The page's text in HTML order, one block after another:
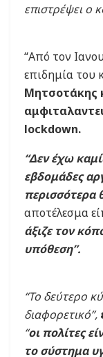
επιστρέψει ο
“Από τον
επιδημία του
Μητσοτάκης
lockdown.
“Δεν έχω
εβδομάδες
περισσότερα
αποτέλεσμα
άξιζε τον
υπόθεση”.
“Το δεύτερο
διαφορετικό”,
“οι πολίτες
το σύστημα